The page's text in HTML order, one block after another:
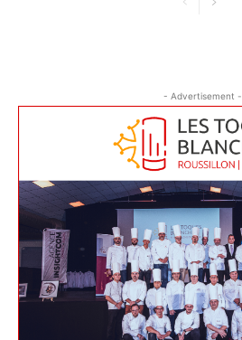
- Advertisement -